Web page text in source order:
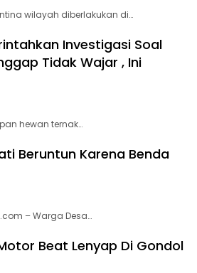
wilayah diberlakukan di…
Investigasi Soal
Tidak Wajar , Ini
hewan ternak…
Beruntun Karena Benda
– Warga Desa…
Beat Lenyap Di Gondol